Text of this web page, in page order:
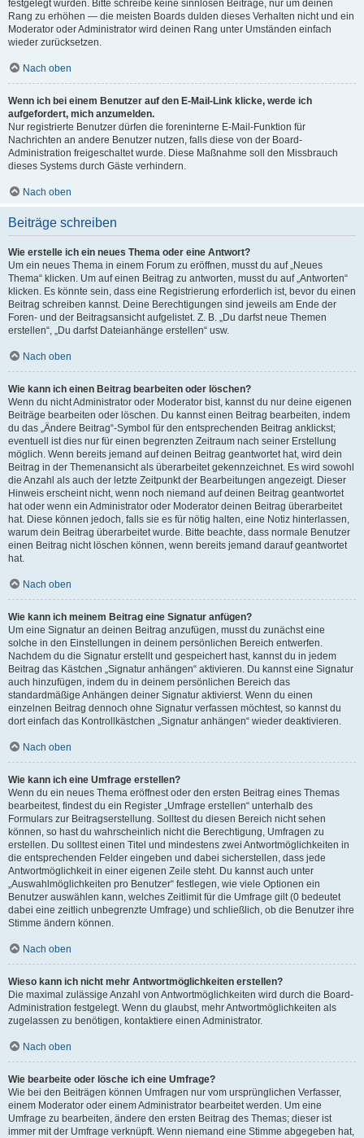
festgelegt wurden. Bitte schreibe keine sinnlosen Beiträge, nur um deinen
Rang zu erhöhen — die meisten Boards dulden dieses Verhalten nicht und ein
Moderator oder Administrator wird deinen Rang unter Umständen einfach
wieder zurücksetzen.
Nach oben
Wenn ich bei einem Benutzer auf den E-Mail-Link klicke, werde ich
aufgefordert, mich anzumelden.
Nur registrierte Benutzer dürfen die foreninterne E-Mail-Funktion für
Nachrichten an andere Benutzer nutzen, falls diese von der Board-
Administration freigeschaltet wurde. Diese Maßnahme soll den Missbrauch
dieses Systems durch Gäste verhindern.
Nach oben
Beiträge schreiben
Wie erstelle ich ein neues Thema oder eine Antwort?
Um ein neues Thema in einem Forum zu eröffnen, musst du auf „Neues
Thema“ klicken. Um auf einen Beitrag zu antworten, musst du auf „Antworten“
klicken. Es könnte sein, dass eine Registrierung erforderlich ist, bevor du einen
Beitrag schreiben kannst. Deine Berechtigungen sind jeweils am Ende der
Foren- und der Beitragsansicht aufgelistet. Z. B. „Du darfst neue Themen
erstellen“, „Du darfst Dateianhänge erstellen“ usw.
Nach oben
Wie kann ich einen Beitrag bearbeiten oder löschen?
Wenn du nicht Administrator oder Moderator bist, kannst du nur deine eigenen
Beiträge bearbeiten oder löschen. Du kannst einen Beitrag bearbeiten, indem
du das „Ändere Beitrag“-Symbol für den entsprechenden Beitrag anklickst;
eventuell ist dies nur für einen begrenzten Zeitraum nach seiner Erstellung
möglich. Wenn bereits jemand auf deinen Beitrag geantwortet hat, wird dein
Beitrag in der Themenansicht als überarbeitet gekennzeichnet. Es wird sowohl
die Anzahl als auch der letzte Zeitpunkt der Bearbeitungen angezeigt. Dieser
Hinweis erscheint nicht, wenn noch niemand auf deinen Beitrag geantwortet
hat oder wenn ein Administrator oder Moderator deinen Beitrag überarbeitet
hat. Diese können jedoch, falls sie es für nötig halten, eine Notiz hinterlassen,
warum dein Beitrag überarbeitet wurde. Bitte beachte, dass normale Benutzer
einen Beitrag nicht löschen können, wenn bereits jemand darauf geantwortet
hat.
Nach oben
Wie kann ich meinem Beitrag eine Signatur anfügen?
Um eine Signatur an deinen Beitrag anzufügen, musst du zunächst eine
solche in den Einstellungen in deinem persönlichen Bereich entwerfen.
Nachdem du die Signatur erstellt und gespeichert hast, kannst du in jedem
Beitrag das Kästchen „Signatur anhängen“ aktivieren. Du kannst eine Signatur
auch hinzufügen, indem du in deinem persönlichen Bereich das
standardmäßige Anhängen deiner Signatur aktivierst. Wenn du einen
einzelnen Beitrag dennoch ohne Signatur verfassen möchtest, so kannst du
dort einfach das Kontrollkästchen „Signatur anhängen“ wieder deaktivieren.
Nach oben
Wie kann ich eine Umfrage erstellen?
Wenn du ein neues Thema eröffnest oder den ersten Beitrag eines Themas
bearbeitest, findest du ein Register „Umfrage erstellen“ unterhalb des
Formulars zur Beitragserstellung. Solltest du diesen Bereich nicht sehen
können, so hast du wahrscheinlich nicht die Berechtigung, Umfragen zu
erstellen. Du solltest einen Titel und mindestens zwei Antwortmöglichkeiten in
die entsprechenden Felder eingeben und dabei sicherstellen, dass jede
Antwortmöglichkeit in einer eigenen Zeile steht. Du kannst auch unter
„Auswahlmöglichkeiten pro Benutzer“ festlegen, wie viele Optionen ein
Benutzer auswählen kann, welches Zeitlimit für die Umfrage gilt (0 bedeutet
dabei eine zeitlich unbegrenzte Umfrage) und schließlich, ob die Benutzer ihre
Stimme ändern können.
Nach oben
Wieso kann ich nicht mehr Antwortmöglichkeiten erstellen?
Die maximal zulässige Anzahl von Antwortmöglichkeiten wird durch die Board-
Administration festgelegt. Wenn du glaubst, mehr Antwortmöglichkeiten als
zugelassen zu benötigen, kontaktiere einen Administrator.
Nach oben
Wie bearbeite oder lösche ich eine Umfrage?
Wie bei den Beiträgen können Umfragen nur vom ursprünglichen Verfasser,
einem Moderator oder einem Administrator bearbeitet werden. Um eine
Umfrage zu bearbeiten, ändere den ersten Beitrag des Themas; dieser ist
immer mit der Umfrage verknüpft. Wenn niemand eine Stimme abgegeben hat,